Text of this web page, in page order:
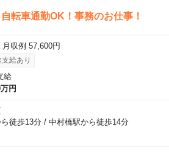
自転車通勤OK！事務のお仕事！
収例 57,600円
給あり
給
円
徒歩13分/ 中村橋駅から徒歩14分